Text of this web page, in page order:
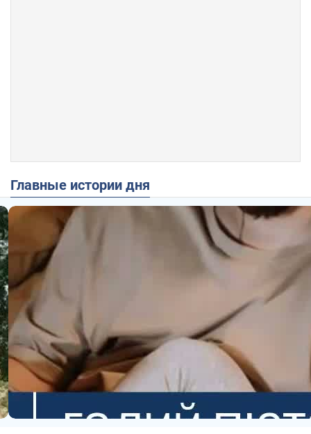
Главные истории дня